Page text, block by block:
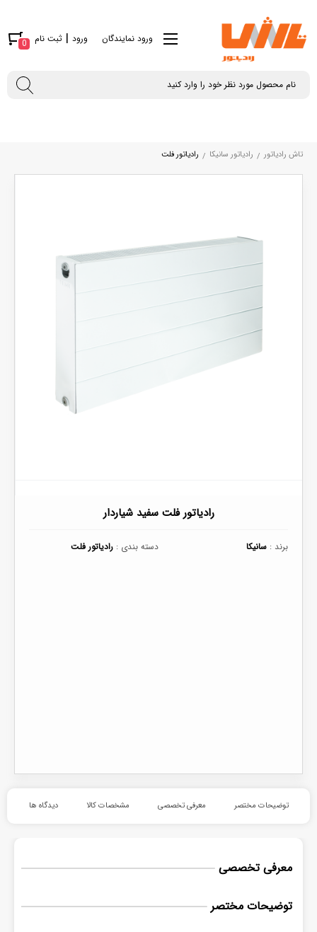
ورود نمایندگان ورود | ثبت نام 0
تاش رادیاتور رادیاتور سانیکا رادیاتور فلت
رادیاتور فلت سفید شیاردار
برند : سانیکا دسته بندی : رادیاتور فلت
توضیحات مختصر معرفی تخصصی مشخصات کالا دیدگاه ها
معرفی تخصصی
توضیحات مختصر